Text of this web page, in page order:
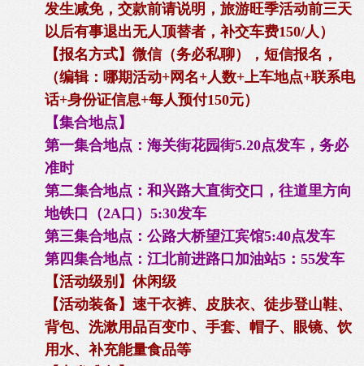
发生减免，交款前请说明，旅游旺季活动前三天
以后有事退出无人顶替者，补交车费150/人）
【报名方式】微信（务必私聊），短信报名，
（编辑：哪期活动+网名+人数+上车地点+联系电
话+身份证信息+每人预付150元）
【集合地点】
第一集合地点：海关街花园街5.20点发车，务必
准时
第二集合地点：和兴路大直街交口，往道里方向
地铁口（2A口）5:30发车
第三集合地点：公路大桥望江宾馆5:40点发车
第四集合地点：江北前进路口加油站5：55发车
【活动级别】休闲级
【活动装备】速干衣裤、皮肤衣、徒步登山鞋、
背包、洗漱用品百变巾、手套、帽子、眼镜、饮
用水、补充能量食品等